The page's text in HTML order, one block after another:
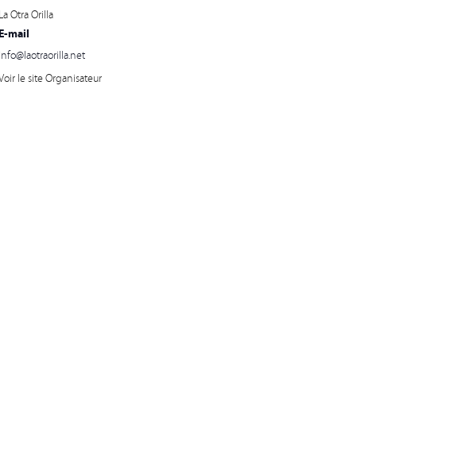
La Otra Orilla
E-mail
info@laotraorilla.net
le site Organisateur